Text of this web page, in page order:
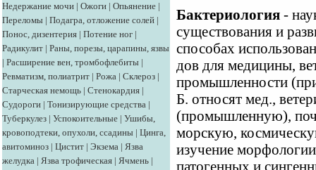
Недержание мочи | Ожоги | Опьянение |
Переломы | Подагра, отложение солей |
Понос, дизентерия | Потение ног |
Радикулит | Раны, порезы, царапины, язвы
| Расширение вен, тромбофлебиты |
Ревматизм, полиатрит | Рожа | Склероз |
Старческая немощь | Стенокардия |
Судороги | Тонизирующие средства |
Туберкулез | Успокоительные | Ушибы,
кровоподтеки, опухоли, ссадины | Цинга,
авитоминоз | Цистит | Экзема | Язва
желудка | Язва трофическая | Ячмень |
Бактериология -
существования и
способах
дов для медицины,
промышленности
Б. относят мед.,
(промышленную),
морскую,
изучение
патогенных и